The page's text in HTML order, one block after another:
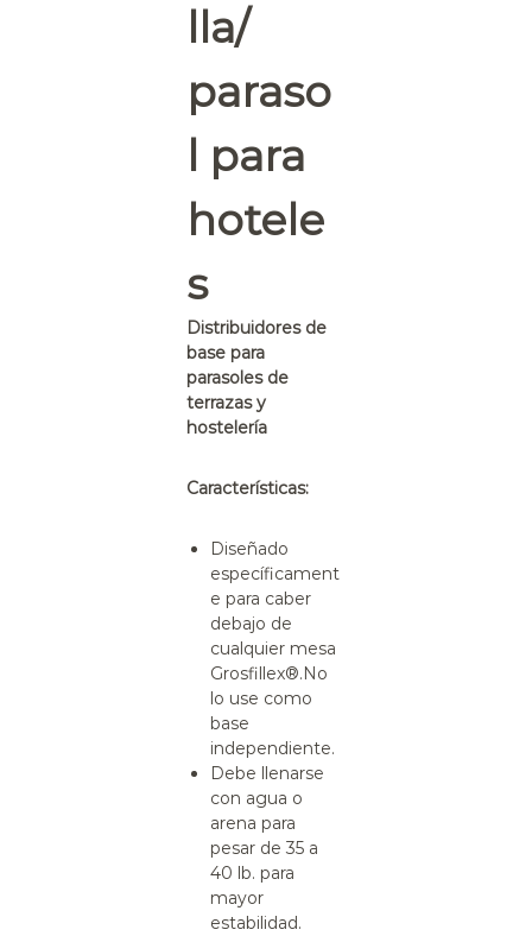
lla/
paraso
l para
hotele
s
Distribuidores de
base para
parasoles de
terrazas y
hostelería
Características:
Diseñado
específicament
e para caber
debajo de
cualquier mesa
Grosfillex®.No
lo use como
base
independiente.
Debe llenarse
con agua o
arena para
pesar de 35 a
40 lb. para
mayor
estabilidad.